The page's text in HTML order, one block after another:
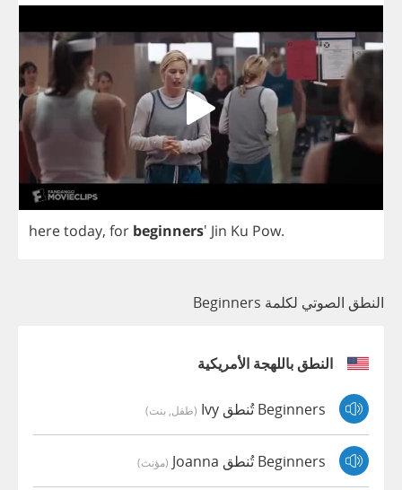
heretoday, for beginners' Jin Ku Pow.
النطق الصوتي لكلمة Beginners
النطق باللهجة الأمريكية
Beginners تُنطق Ivy (طفل, بنت)
Beginners تُنطق Joanna (مؤنث)